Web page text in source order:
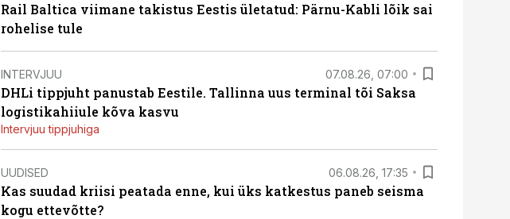
Rail Baltica viimane takistus Eestis ületatud: Pärnu-Kabli lõik sai
rohelise tule
INTERVJUU 07.08.26, 07:00
DHLi tippjuht panustab Eestile. Tallinna uus terminal tõi Saksa
logistikahiiule kõva kasvu
Intervjuu tippjuhiga
UUDISED 06.08.26, 17:35
Kas suudad kriisi peatada enne, kui üks katkestus paneb seisma
kogu ettevõtte?